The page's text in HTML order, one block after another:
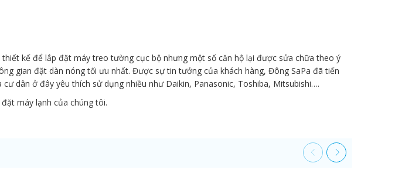
kế để lắp đặt máy treo tường cục bộ nhưng một số căn hộ lại được sửa chữa theo ý
gian đặt dàn nóng tối ưu nhất. Được sự tin tưởng của khách hàng, Đông SaPa đã tiến
dân ở đây yêu thích sử dụng nhiều như Daikin, Panasonic, Toshiba, Mitsubishi….
máy lạnh của chúng tôi.